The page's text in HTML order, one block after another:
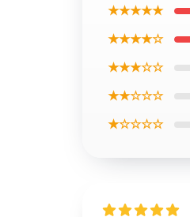
★★★★★
★★★★☆
★★★☆☆
★★☆☆☆
★☆☆☆☆